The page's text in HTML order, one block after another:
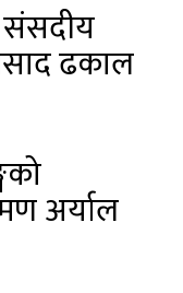
संसदीय
ढकाल
अर्याल